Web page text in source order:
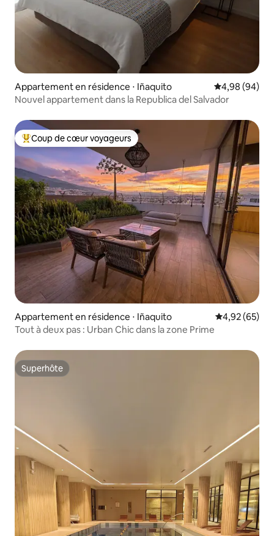
Appartement en résidence ⋅ Iñaquito Évaluation
4,98 (94)
Nouvel appartement dans la Republica del Salvador
Coups de cœur voyageurs les plus appréciés
Coup de cœur voyageurs
Appartement en résidence ⋅ Iñaquito Évaluation
4,92 (65)
Tout à deux pas : Urban Chic dans la zone Prime
Superhôte
Superhôte